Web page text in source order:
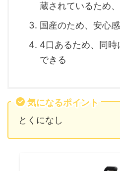
蔵されているため
国産のため、安心
4口あるため、同時
できる
気になるポイント
とくになし